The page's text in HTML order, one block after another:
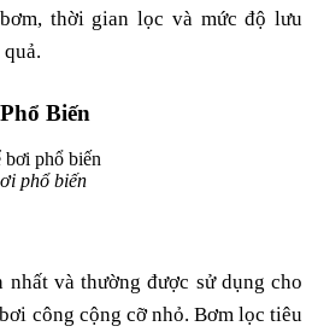
thời gian lọc và mức độ lưu
Biến
phổ biến
và thường được sử dụng cho
công cộng cỡ nhỏ. Bơm lọc tiêu